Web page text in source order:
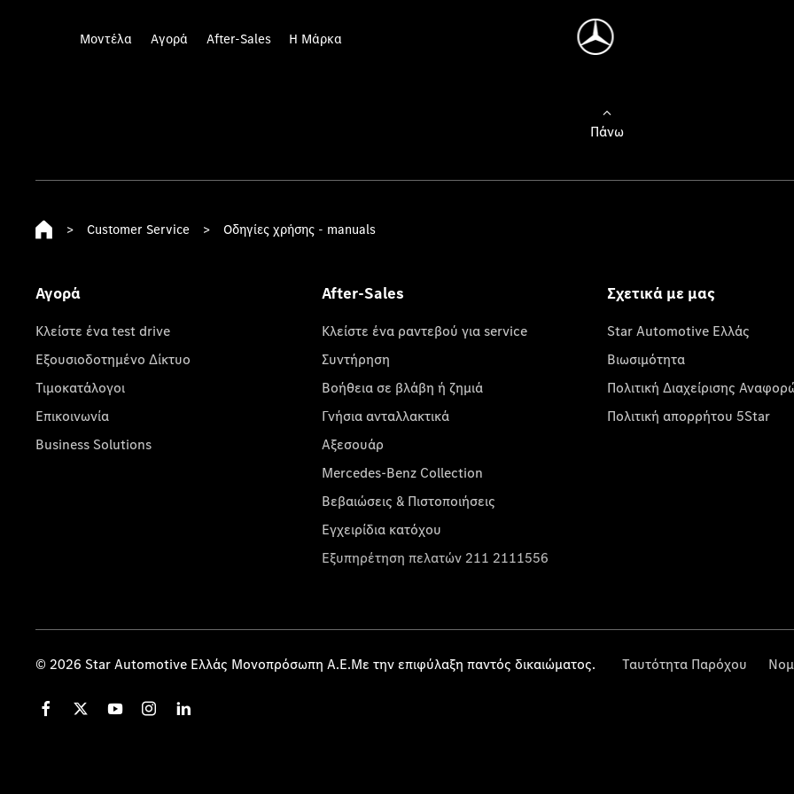
Μοντέλα Αγορά After-Sales Η Μάρκα
Πάνω
> Customer Service > Οδηγίες χρήσης - manuals
Αγορά
Κλείστε ένα test drive
Εξουσιοδοτημένο Δίκτυο
Τιμοκατάλογοι
Επικοινωνία
Business Solutions
After-Sales
Κλείστε ένα ραντεβού για service
Συντήρηση
Βοήθεια σε βλάβη ή ζημιά
Γνήσια ανταλλακτικά
Αξεσουάρ
Mercedes-Benz Collection
Βεβαιώσεις & Πιστοποιήσεις
Εγχειρίδια κατόχου
Εξυπηρέτηση πελατών 211 2111556
Σχετικά με μας
Star Automotive Ελλάς
Βιωσιμότητα
Πολιτική Διαχείρισης
Πολιτική απορρήτου 5Star
© 2026 Star Automotive Ελλάς Μονοπρόσωπη Α.Ε.Με την επιφύλαξη παντός δικαιώματος. Ταυτότητα Παρόχου